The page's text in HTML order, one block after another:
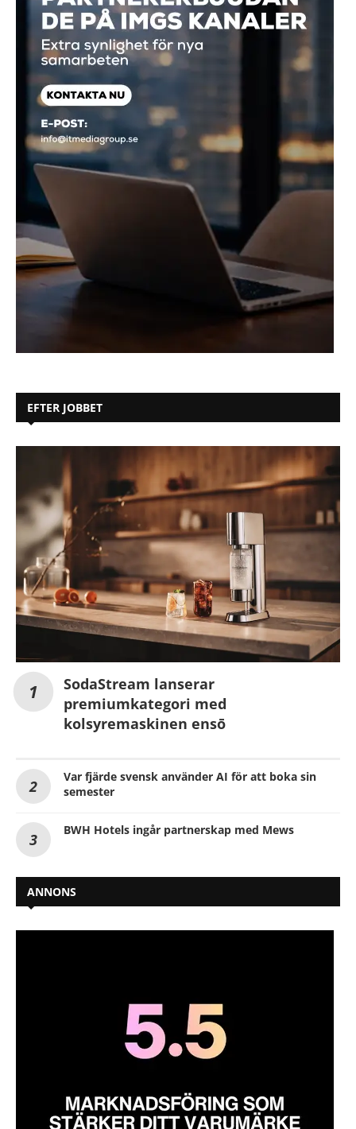
EFTER JOBBET
SodaStream lanserar
premiumkategori med
kolsyremaskinen ensō
Var fjärde svensk använder AI för att boka sin
semester
BWH Hotels ingår partnerskap med Mews
ANNONS